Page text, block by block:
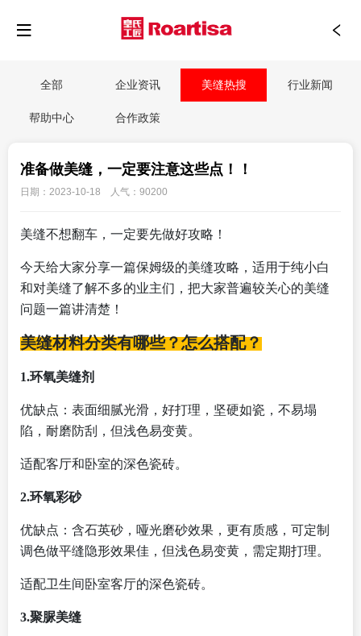
全部 企业资讯 美缝热搜 行业新闻
帮助中心 合作政策
准备做美缝，一定要注意这些点！！
日期：2023-10-18 人气：90200
美缝不想翻车，一定要先做好攻略！
今天给大家分享一篇保姆级的美缝攻略，适用于纯小白
和对美缝了解不多的业主们， 把大家普遍较关心的美缝
问题一篇讲清楚！
美缝材料分类有哪些？怎么搭配？
1.环氧美缝剂
优缺点：表面细腻光滑，好打理，坚硬如瓷，不易塌
陷，耐磨防刮，但浅色易变黄。
适配客厅和卧室的深色瓷砖。
2.环氧彩砂
优缺点：含石英砂，哑光磨砂效果，更有质感，可定制
调色做平缝隐形效果佳，但浅色易变黄，需定期打理。
适配卫生间卧室客厅的深色瓷砖。
3.聚脲美缝